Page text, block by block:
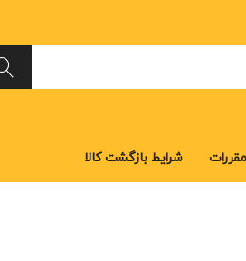
شرایط بازگشت کالا